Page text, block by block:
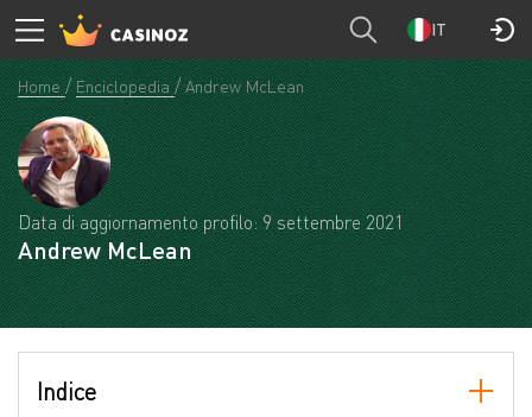
IT
Home Enciclopedia Andrew McLean
Data di aggiornamento profilo: 9 settembre 2021
Andrew McLean
Indice